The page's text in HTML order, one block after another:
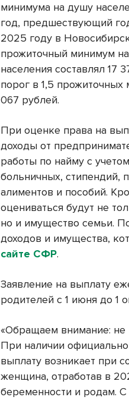
минимума на душу
год, предшествующий
2025 году в
прожиточный минимум
населения составлял 17
порог в 1,5
067 рублей.
При оценке права на
доходы от
работы по найму с
больничных, стипендий,
алиментов и пособий.
оцениваться будут не
но и имущество семьи.
доходов и имущества,
сайте СФР.
Заявление на выплату
родителей с 1 июня до 1
«Обращаем внимание: не
При наличии
выплату возникает при
женщина, отработав в
беременности и родам.